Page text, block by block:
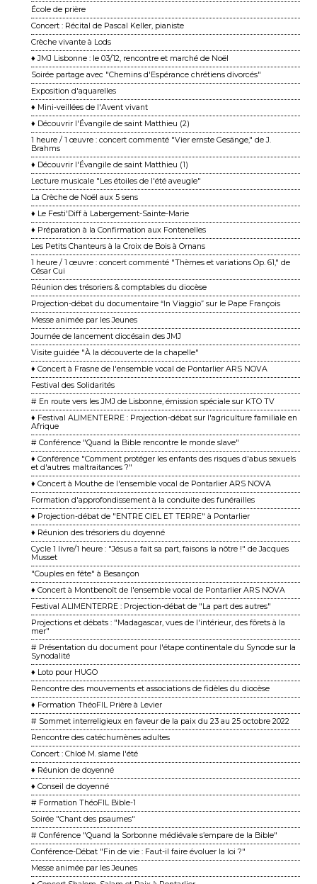
École de prière
Concert : Récital de Pascal Keller, pianiste
Crèche vivante à Lods
♦ JMJ Lisbonne : le 03/12, rencontre et marché de Noël
Soirée partage avec "Chemins d'Espérance chrétiens divorcés"
Exposition d'aquarelles
♦ Mini-veillées de l'Avent vivant
♦ Découvrir l'Évangile de saint Matthieu (2)
1 heure / 1 œuvre : concert commenté "Vier ernste Gesänge," de J.
Brahms
♦ Découvrir l'Évangile de saint Matthieu (1)
Lecture musicale "Les étoiles de l'été aveugle"
La Crèche de Noël aux 5 sens
♦ Le Festi'Diff à Labergement-Sainte-Marie
♦ Préparation à la Confirmation aux Fontenelles
Les Petits Chanteurs à la Croix de Bois à Ornans
1 heure / 1 œuvre : concert commenté "Thèmes et variations Op. 61," de
César Cui
Réunion des trésoriers & comptables du diocèse
Projection-débat du documentaire “In Viaggio” sur le Pape François
Messe animée par les Jeunes
Journée de lancement diocésain des JMJ
Visite guidée "À la découverte de la chapelle"
♦ Concert à Frasne de l'ensemble vocal de Pontarlier ARS NOVA
Festival des Solidarités
# En route vers les JMJ de Lisbonne, émission spéciale sur KTO TV
♦ Festival ALIMENTERRE : Projection-débat sur l'agriculture familiale en
Afrique
# Conférence "Quand la Bible rencontre le monde slave"
♦ Conférence "Comment protéger les enfants des risques d'abus sexuels
et d'autres maltraitances ?"
♦ Concert à Mouthe de l'ensemble vocal de Pontarlier ARS NOVA
Formation d'approfondissement à la conduite des funérailles
♦ Projection-débat de "ENTRE CIEL ET TERRE" à Pontarlier
♦ Réunion des trésoriers du doyenné
Cycle 1 livre/1 heure : "Jésus a fait sa part, faisons la nôtre !" de Jacques
Musset
"Couples en fête" à Besançon
♦ Concert à Montbenoît de l'ensemble vocal de Pontarlier ARS NOVA
Festival ALIMENTERRE : Projection-débat de "La part des autres"
Projections et débats : "Madagascar, vues de l'intérieur, des fôrets à la
mer"
# Présentation du document pour l'étape continentale du Synode sur la
Synodalité
♦ Loto pour HUGO
Rencontre des mouvements et associations de fidèles du diocèse
♦ Formation ThéoFIL Prière à Levier
# Sommet interreligieux en faveur de la paix du 23 au 25 octobre 2022
Rencontre des catéchumènes adultes
Concert : Chloé M. slame l'été
♦ Réunion de doyenné
♦ Conseil de doyenné
# Formation ThéoFIL Bible-1
Soirée "Chant des psaumes"
# Conférence "Quand la Sorbonne médiévale s’empare de la Bible"
Conférence-Débat "Fin de vie : Faut-il faire évoluer la loi ?"
Messe animée par les Jeunes